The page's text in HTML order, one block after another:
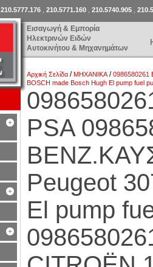
Εισαγωγή & Εμπορία
Ηλεκτρινών Ειδών
Αυτοκινήτου & Μηχανημάτων
210.5777.176 210.5771.160 210.5740.905
Αρχική Σελίδα /ΜΗΧΑΝΙΚΑ/0986580261
BOSCH made Bosch Hugh El pump fuel
PSA
Peugeot
El pump